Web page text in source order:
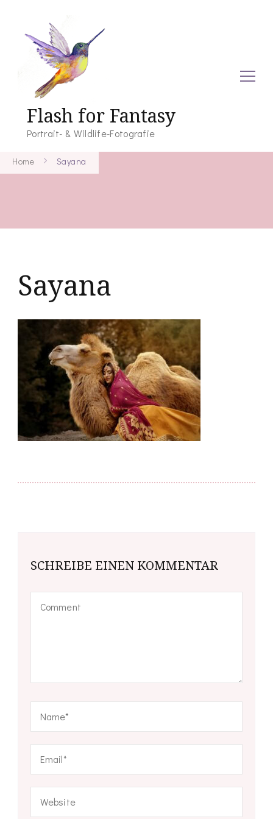
Flash for Fantasy
Portrait- & Wildlife-Fotografie
Home Sayana
Sayana
SCHREIBE EINEN KOMMENTAR